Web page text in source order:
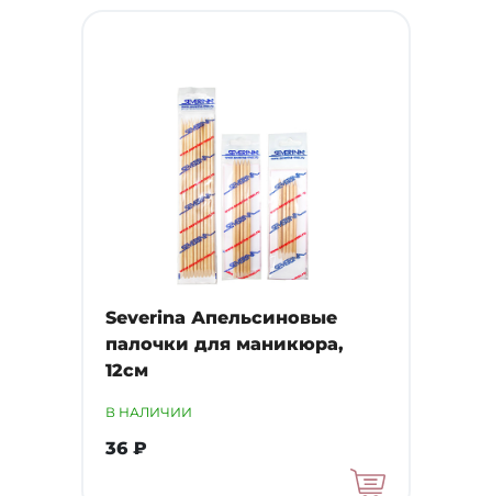
Severina Апельсиновые
палочки для маникюра,
12см
В НАЛИЧИИ
36 ₽